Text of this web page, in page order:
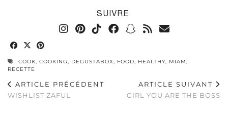
SUIVRE:
COOK, COOKING, DEGUSTABOX, FOOD, HEALTHY, MIAM,
RECETTE
ARTICLE PRÉCÉDENT
WISHLIST ZAFUL
ARTICLE SUIVANT
GIRL YOU ARE THE BOSS